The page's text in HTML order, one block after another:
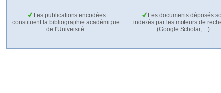
Les publications encodées
constituent la bibliographie académique
de l'Université.
Les documents déposés
indexés par les moteurs de
(Google Scholar,…).